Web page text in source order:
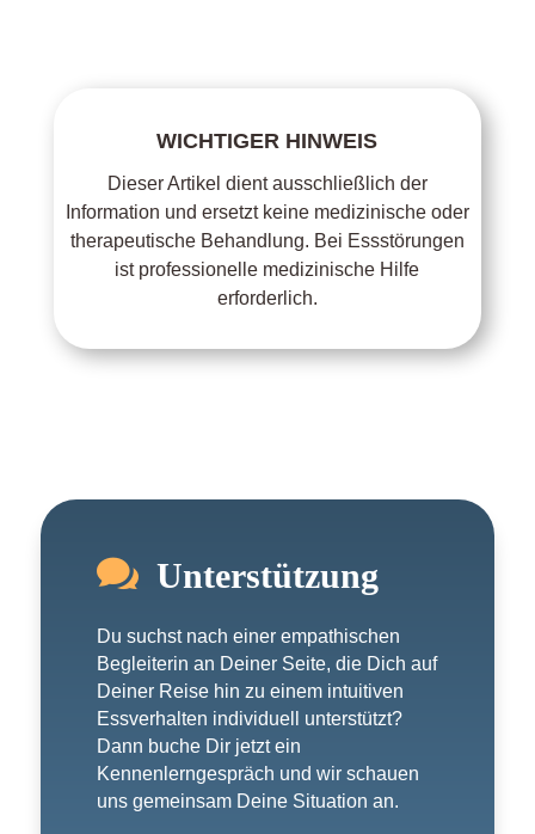
WICHTIGER HINWEIS
Dieser Artikel dient ausschließlich der
Information und ersetzt keine medizinische oder
therapeutische Behandlung. Bei Essstörungen
ist professionelle medizinische Hilfe
erforderlich.
 Unterstützung
Du suchst nach einer empathischen
Begleiterin an Deiner Seite, die Dich auf
Deiner Reise hin zu einem intuitiven
Essverhalten individuell unterstützt?
Dann buche Dir jetzt ein
Kennenlerngespräch und wir schauen
uns gemeinsam Deine Situation an.